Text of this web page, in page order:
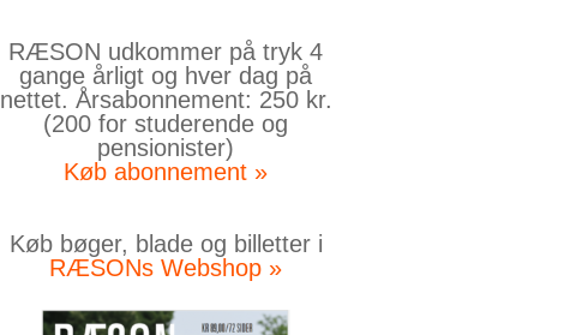
RÆSON udkommer på tryk 4
gange årligt og hver dag på
nettet. Årsabonnement: 250 kr.
(200 for studerende og
pensionister)
Køb abonnement »
Køb bøger, blade og billetter i
RÆSONs Webshop »